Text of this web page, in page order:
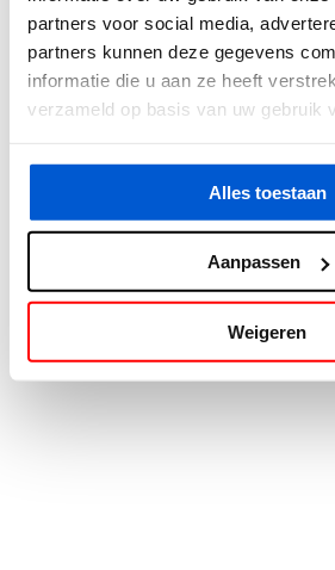
partners voor social media,
partners kunnen deze gegevens
informatie die u aan ze heeft
verzameld op basis van uw gebruik
Alles toestaan
Aanpassen
Weigeren
loading www.cars24.nl(see the
information).